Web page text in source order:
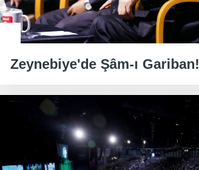
Zeynebiye'de Şâm-ı Gariban!